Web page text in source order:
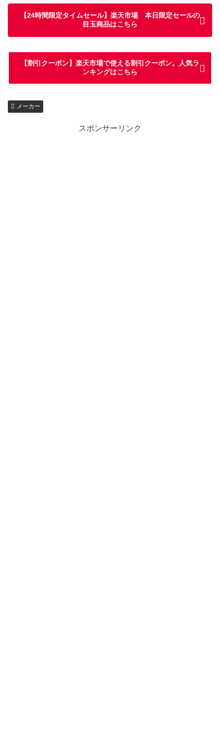
【24時間限定タイムセール】楽天市場 本日限定セールの
目玉商品はこちら
【割引クーポン】楽天市場で使える割引クーポン。人気ラ
ンキングはこちら
メーカー
スポンサーリンク